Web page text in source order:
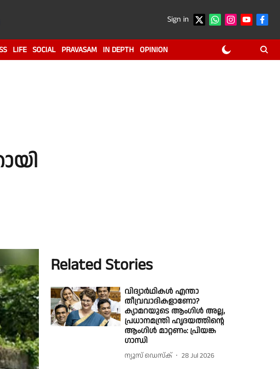
Sign in
LIFE SOCIAL PRAVASAM IN DEPTH OPINION
Related Stories
വിദ്യാർഥികൾ എന്താ
തീവ്രവാദികളാണോ?
ക്യാമറയുടെ ആംഗിൾ അല്ല,
പ്രധാനമന്ത്രി ഹൃദയത്തിന്റെ
ആംഗിൾ മാറ്റണം: പ്രിയങ്ക
ഗാന്ധി
ന്യൂസ് ഡെസ്ക് 28 Jul 2026